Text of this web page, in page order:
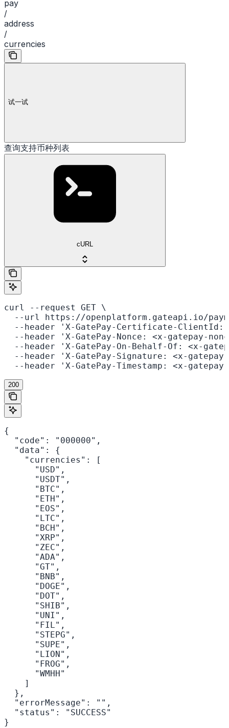
pay
/
address
/
currencies
试一试
查询支持币种列表
cURL
curl --request GET \
--url https://openplatform.gateapi.io/
--header 'X-GatePay-Certificate-
--header 'X-GatePay-Nonce: <x-gatepay-
--header 'X-GatePay-On-Behalf-Of: <x-
--header 'X-GatePay-Signature: <x-
--header 'X-GatePay-Timestamp: <x-
200
{
  "code": "000000",
  "data": {
    "currencies": [
      "USD",
      "USDT",
      "BTC",
      "ETH",
      "EOS",
      "LTC",
      "BCH",
      "XRP",
      "ZEC",
      "ADA",
      "GT",
      "BNB",
      "DOGE",
      "DOT",
      "SHIB",
      "UNI",
      "FIL",
      "STEPG",
      "SUPE",
      "LION",
      "FROG",
      "WMHH"
    ]
  },
  "errorMessage": "",
  "status": "SUCCESS"
}